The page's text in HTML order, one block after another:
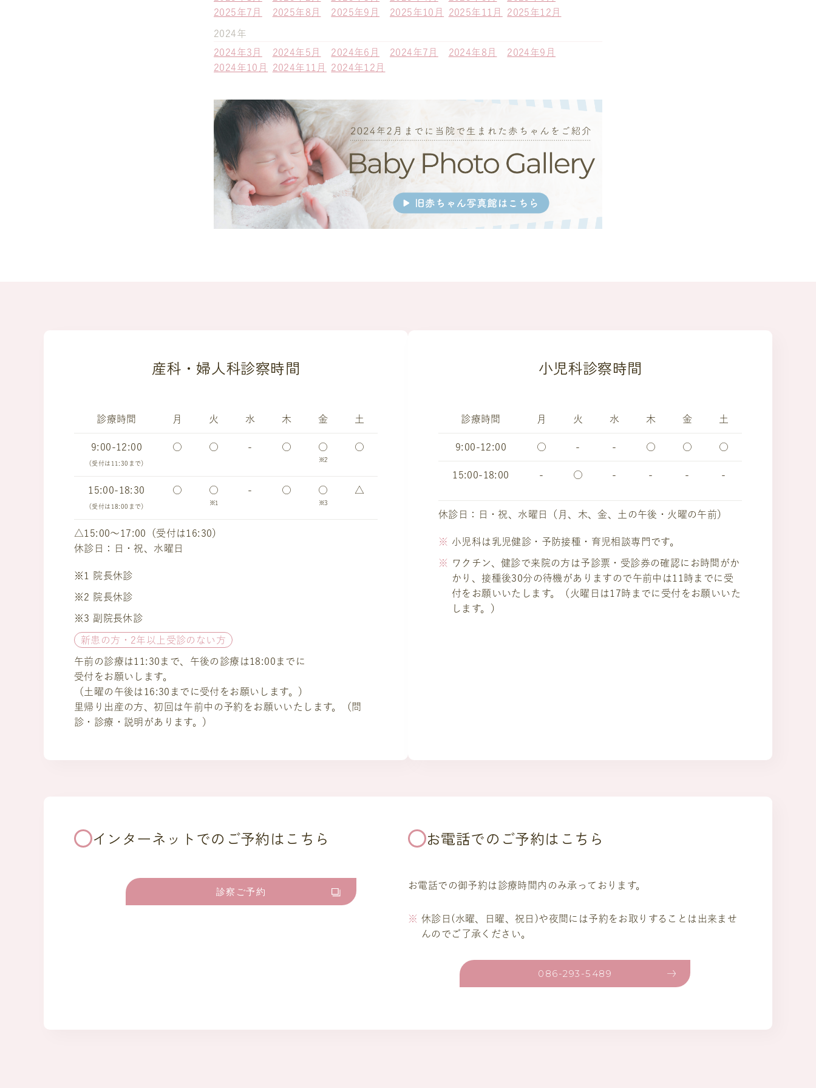
2025年7月
2025年8月 2025年9月 2025年10月 2025年11月 2025年12月
2024年
2024年3月
2024年5月 2024年6月 2024年7月 2024年8月
2024年9月
2024年10月
2024年11月 2024年12月
産科・婦人科診察時間
診療時間 月 火 水 木 金 土
9:00-12:00
（受付は11:30まで）
○ ○ - ○ ○
※2
○
15:00-18:30
（受付は18:00まで）
○ ○
※1
- ○ ○
※3
△
△15:00～17:00（受付は16:30）
休診日：日・祝、水曜日
※1 院長休診
※2 院長休診
※3 副院長休診
新患の方・2年以上受診のない方
午前の診療は11:30まで、午後の診療は18:00までに
受付をお願いします。
（土曜の午後は16:30までに受付をお願いします。）
里帰り出産の方、初回は午前中の予約をお願いいたします。（問
診・診療・説明があります。）
小児科診察時間
診療時間 月 火 水 木 金 土
9:00-12:00 ○ - - ○ ○ ○
15:00-18:00 - ○ - - - -
休診日：日・祝、水曜日（月、木、金、土の午後・火曜の午前）
小児科は乳児健診・予防接種・育児相談専門です。
ワクチン、健診で来院の方は予診票・受診券の確認にお時間がか
かり、接種後30分の待機がありますので午前中は11時までに受
付をお願いいたします。（火曜日は17時までに受付をお願いいた
します。）
インターネットでのご予約はこちら
診察ご予約
お電話でのご予約はこちら
お電話での御予約は診療時間内のみ承っております。
休診日(水曜、日曜、祝日)や夜間には予約をお取りすることは出来ませ
んのでご了承ください。
086-293-5489